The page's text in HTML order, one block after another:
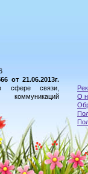
от 21.06.2013г.
сфере связи,
О